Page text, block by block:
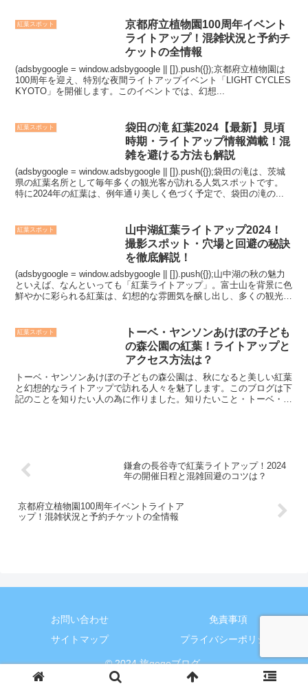
紅葉スポット
京都府立植物園100周年イベント
ライトアップ！混雑状況と予約チ
ケットの全情報
(adsbygoogle = window.adsbygoogle || []).push({});京都府立植物園は
100周年を迎え、特別な夜間ライトアップイベント「LIGHT CYCLES
KYOTO」を開催します。このイベントでは、幻想...
紅葉スポット
袋田の滝 紅葉2024【最新】見頃
時期・ライトアップ情報満載！混
雑を避ける方法も解説
(adsbygoogle = window.adsbygoogle || []).push({});袋田の滝は、茨城
県の紅葉名所として毎年多くの観光客が訪れる人気スポットです。
特に2024年の紅葉は、例年通り美しく色づく予定で、袋田の滝の...
紅葉スポット
山中湖紅葉ライトアップ2024！
撮影スポット・穴場と回避の秘訣
を徹底解説！
(adsbygoogle = window.adsbygoogle || []).push({});山中湖の秋の魅力
といえば、なんといっても「紅葉ライトアップ」。富士山を背景に色
鮮やかに彩られる紅葉は、幻想的な雰囲気を醸し出し、多くの観光
紅葉スポット
トーベ・ヤンソンあけぼの子ども
の森公園の紅葉！ライトアップと
アクセス方法は？
トーベ・ヤンソンあけぼの子どもの森公園は、秋になると美しい紅葉
と幻想的なライトアップで訪れる人々を魅了します。このブログは下
記のことを知りたい人の為に作りました。知りたいこと・トーベ・ヤ
鎌倉の長谷寺で紅葉ライトアップ！2024
年の開催日程と混雑回避のコツは？
京都府立植物園100周年イベントライトア
ップ！混雑状況と予約チケットの全情報
お問い合わせ
免責事項
サイトマップ
プライバシーポリシー
© 2024 旅gogoブログ.